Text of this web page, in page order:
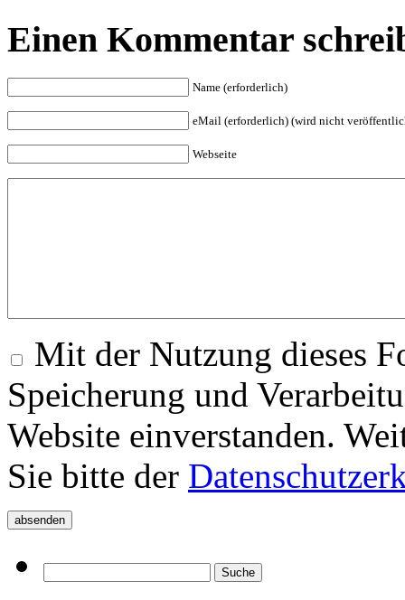
Einen Kommentar
Name (erforderlich)
eMail (erforderlich) (wird nicht
Webseite
Mit der Nutzung dieses
Speicherung und
Website einverstanden.
Sie bitte der